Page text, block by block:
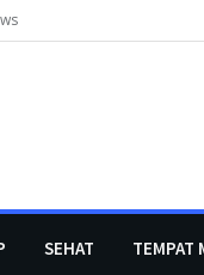
SEHAT TEMPAT